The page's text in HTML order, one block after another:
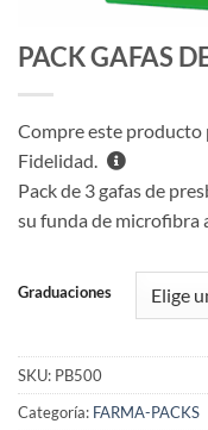
PACK GAFAS
Compre este producto
Fidelidad.
Pack de 3 gafas de
su funda de microfibra
Graduaciones
SKU: PB500
Categoría: FARMA-PACKS